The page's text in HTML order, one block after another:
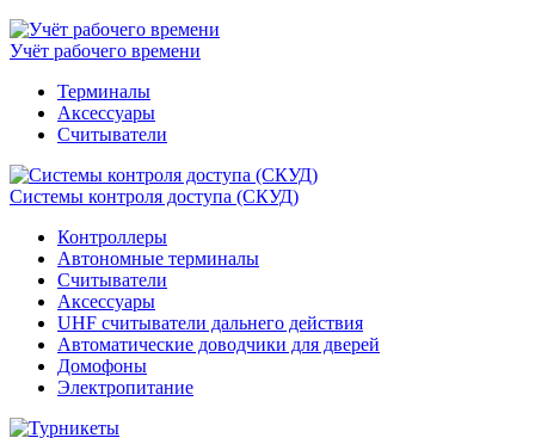
Учёт рабочего времени
Терминалы
Аксессуары
Считыватели
Системы контроля доступа (СКУД)
Контроллеры
Автономные терминалы
Считыватели
Аксессуары
UHF считыватели дальнего действия
Автоматические доводчики для дверей
Домофоны
Электропитание